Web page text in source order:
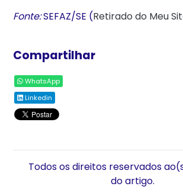
Fonte:SEFAZ/SE (Retirado do Meu
Compartilhar
WhatsApp
Linkedin
Todos os direitos reservados
do artigo.